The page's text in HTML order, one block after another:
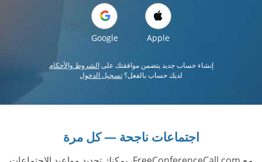
Apple
Google
إنشاء حساب جديد يتضمن موافقتك علىالشروط والأحكام
لديك حساب بالفعل؟ تسجيل الدخول
اجتماعات ناجحة — كل مرة